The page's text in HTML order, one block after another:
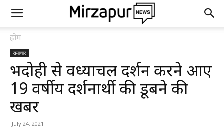
होम
समाचार
भदोही से विंध्याचल दर्शन करने आए
19 वर्षीय दर्शनार्थी की डूबने की
खबर
July 24, 2021